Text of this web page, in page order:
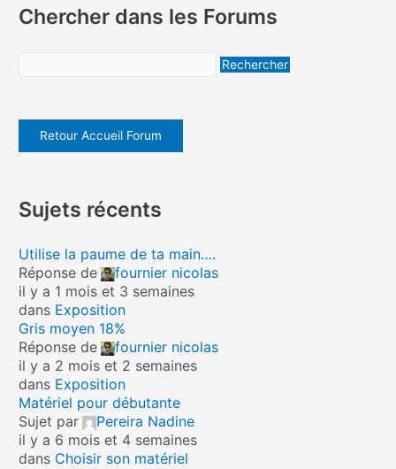
Chercher dans les Forums
Retour Accueil Forum
Sujets récents
Utilise la paume de ta main….
Réponse de
fournier nicolas
il y a 1 mois et 3 semaines
dans Exposition
Gris moyen 18%
Réponse de
fournier nicolas
il y a 2 mois et 2 semaines
dans Exposition
Matériel pour débutante
Sujet par
Pereira Nadine
il y a 6 mois et 4 semaines
dans Choisir son matériel